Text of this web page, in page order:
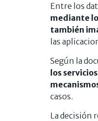
Entre los
mediante
también
las
Según la
los
casos.
La decisión